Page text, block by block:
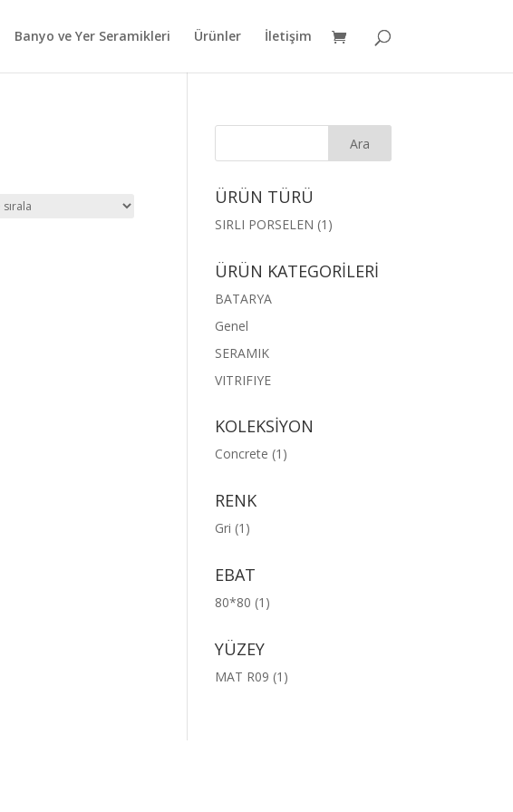
Banyo ve Yer Seramikleri Ürünler İletişim
ÜRÜN TÜRÜ
SIRLI PORSELEN (1)
ÜRÜN KATEGORİLERİ
BATARYA
Genel
SERAMIK
VITRIFIYE
KOLEKSİYON
Concrete (1)
RENK
Gri (1)
EBAT
80*80 (1)
YÜZEY
MAT R09 (1)